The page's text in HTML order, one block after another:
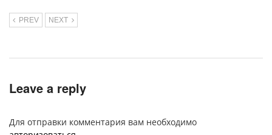
PREV NEXT
Leave a reply
Для отправки комментария вам необходимо